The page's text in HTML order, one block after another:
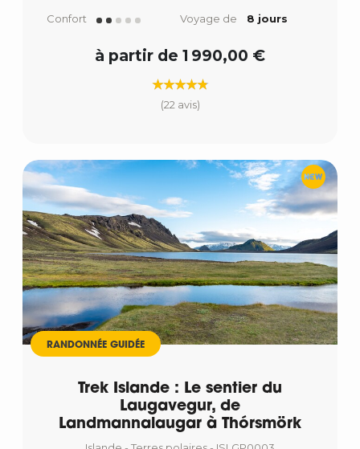
Confort Voyage de 8 jours
à partir de 1 990,00 €
(22 avis)
RANDONNÉE GUIDÉE
Trek Islande : Le sentier du
Laugavegur, de
Landmannalaugar à Thórsmörk